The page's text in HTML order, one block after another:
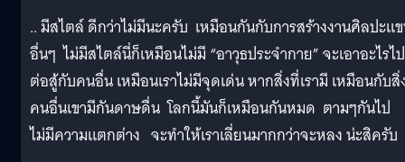
.. มีสไตล์ ดีกว่าไม่มีนะครับ เหมือนกันกับการสร้างงานศิลปะแ
อื่นๆ ไม่มีสไตล์นี่ก็เหมือนไม่มี “อาวุธประจำกาย” จะเอาอะไรไป
ต่อสู้กับคนอื่น เหมือนเราไม่มีจุดเด่น หากสิ่งที่เรามี เหมือนกับ
คนอื่นเขามีกันดาษดื่น โลกนี้มันก็เหมือนกันหมด ตามๆกันไป
ไม่มีความแตกต่าง จะทำให้เราเลี่ยนมากกว่าจะหลง น่ะสิครับ